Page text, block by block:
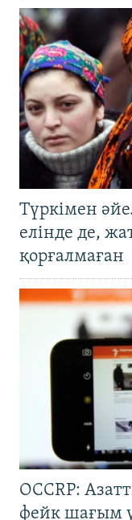
Түркімен
елінде де,
қорғалмаған
OCCRP:
фейк шағым